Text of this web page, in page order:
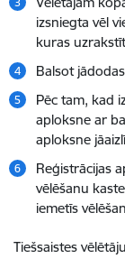
izsniegta vēl
kuras
Balsot
Pēc tam, kad
aploksne ar
aploksne
Reģistrācijas
vēlēšanu
iemetīs
Tiešsaistes